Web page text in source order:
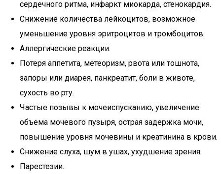
сердечного ритма, инфаркт миокарда, стенокардия.
Снижение количества лейкоцитов, возможное
уменьшение уровня эритроцитов и тромбоцитов.
Аллергические реакции.
Потеря аппетита, метеоризм, рвота или тошнота,
запоры или диарея, панкреатит, боли в животе,
сухость во рту.
Частые позывы к мочеиспусканию, увеличение
объема мочевого пузыря, острая задержка мочи,
повышение уровня мочевины и креатинина в крови.
Снижение слуха, шум в ушах, ухудшение зрения.
Парестезии.